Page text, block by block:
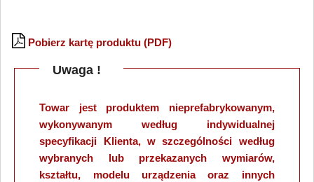
Pobierz kartę produktu (PDF)
Uwaga !
Towar jest produktem nieprefabrykowanym,
wykonywanym według indywidualnej
specyfikacji Klienta, w szczególności według
wybranych lub przekazanych wymiarów,
kształtu, modelu urządzenia oraz innych